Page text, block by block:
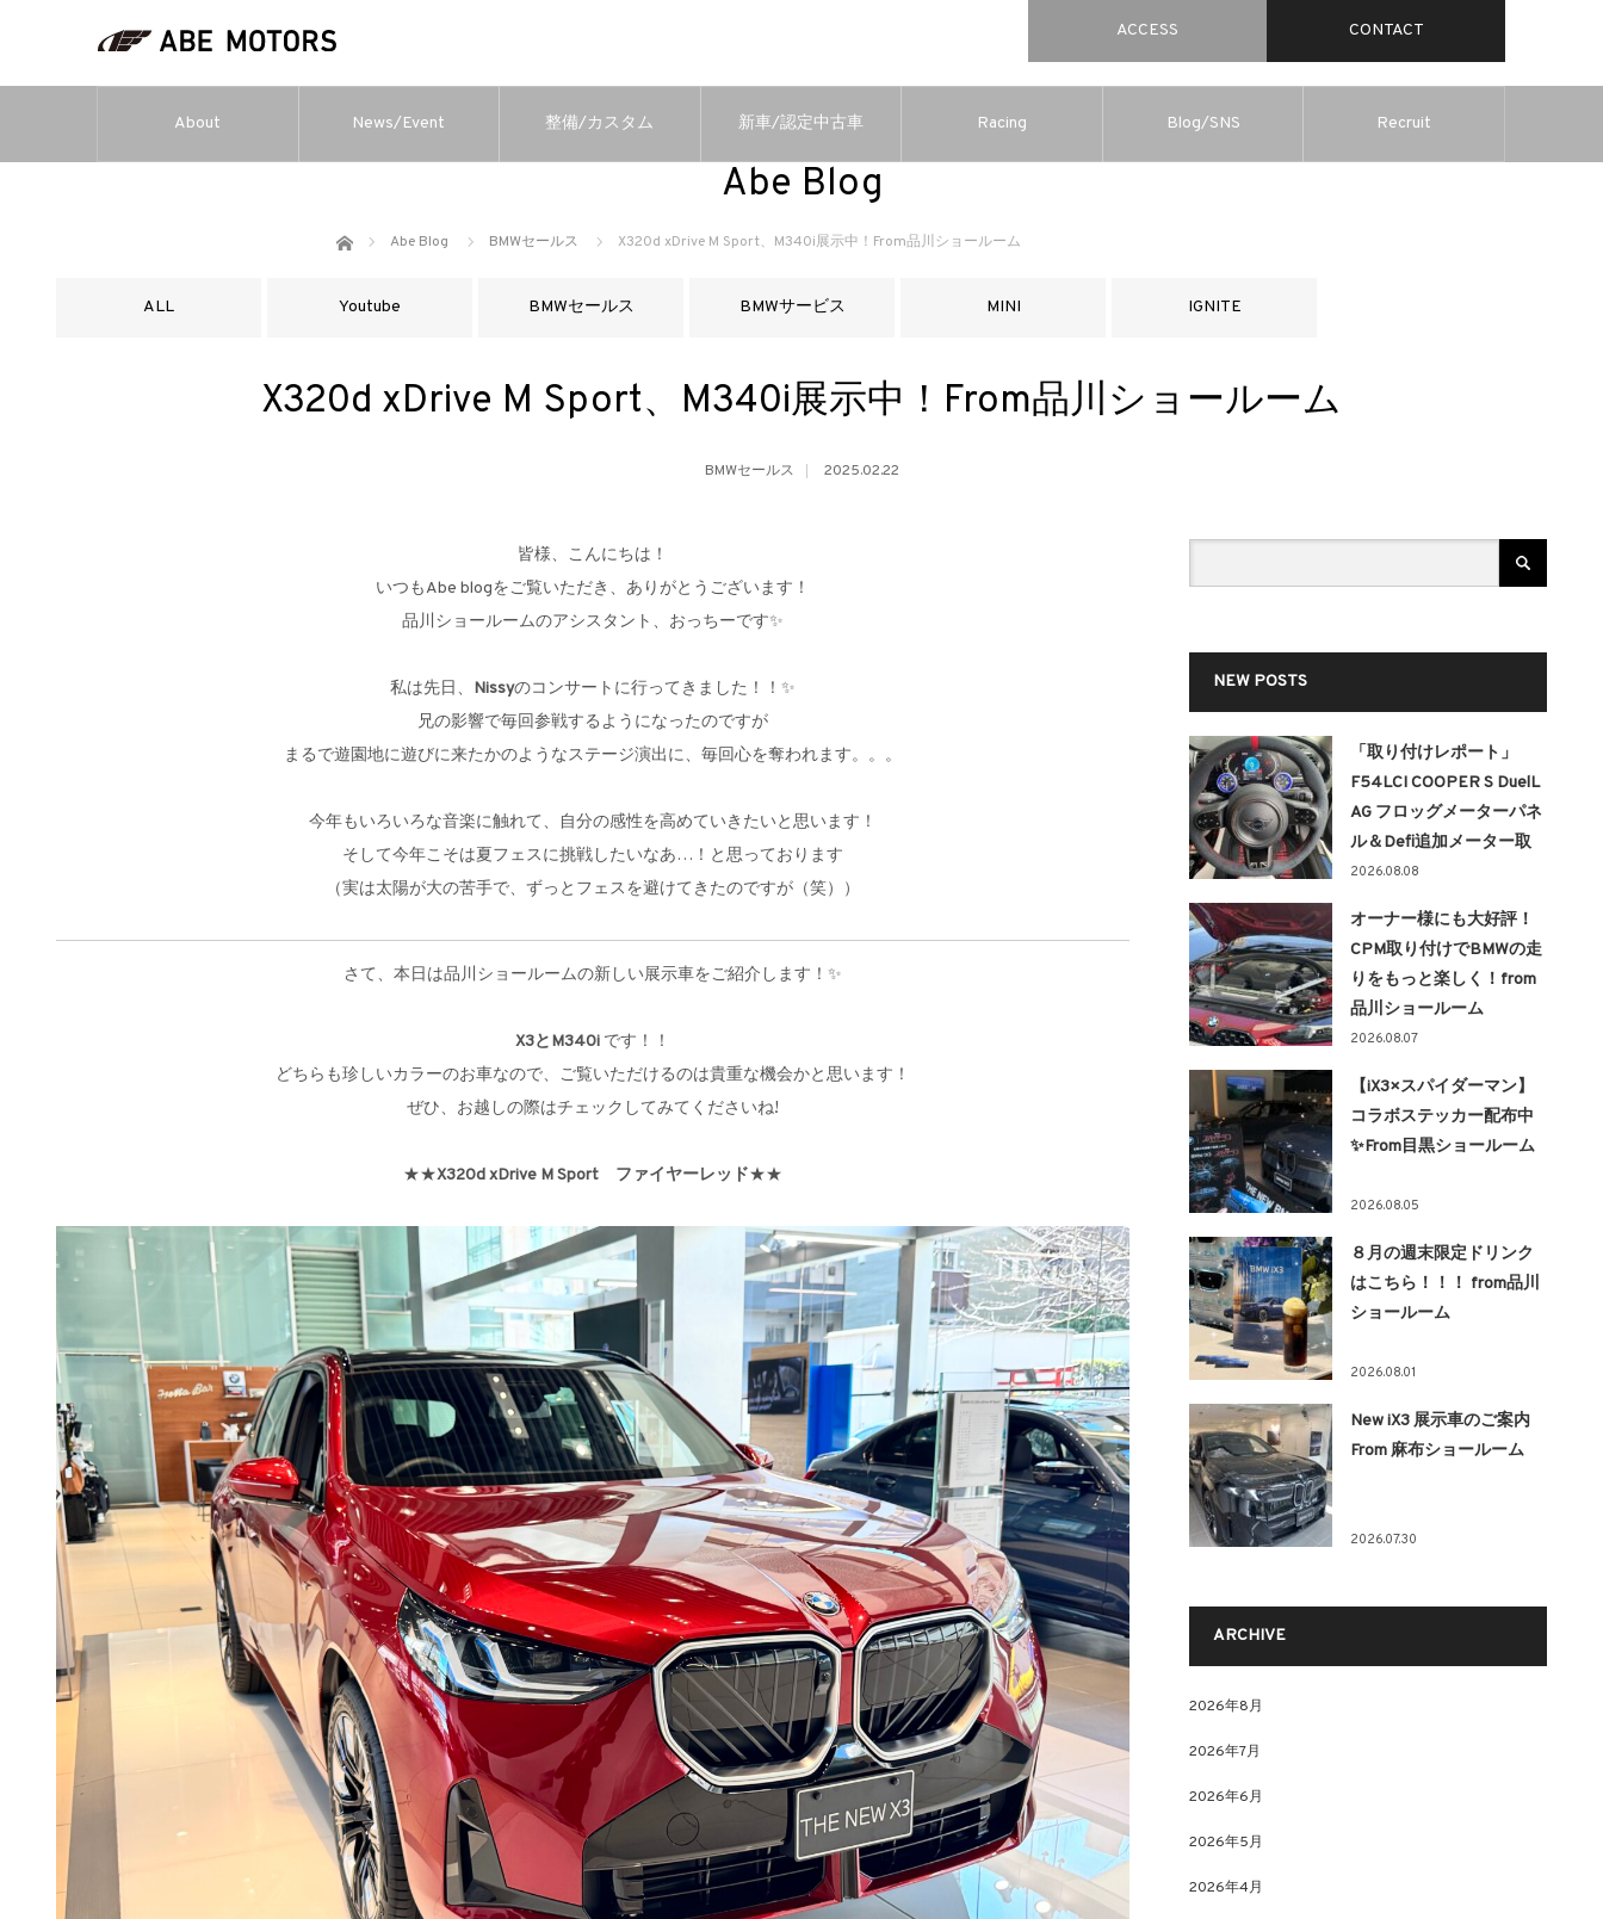
ACCESS CONTACT
About News/Event 整備/カスタム 新車/認定中古車 Racing Blog/SNS Recruit
Abe Blog
ホーム Abe Blog BMWセールス X320d xDrive M Sport、M340i展示中！From品川ショールーム
ALL Youtube BMWセールス BMWサービス MINI IGNITE
X320d xDrive M Sport、M340i展示中！From品川ショールーム
BMWセールス 2025.02.22
皆様、こんにちは！
いつもAbe blogをご覧いただき、ありがとうございます！
品川ショールームのアシスタント、おっちーです✨
私は先日、 Nissyのコンサートに行ってきました！！✨
兄の影響で毎回参戦するようになったのですが
まるで遊園地に遊びに来たかのようなステージ演出に、毎回心を奪われます。。。
今年もいろいろな音楽に触れて、自分の感性を高めていきたいと思います！
そして今年こそは夏フェスに挑戦したいなあ…！と思っております
（実は太陽が大の苦手で、ずっとフェスを避けてきたのですが（笑））
さて、本日は品川ショールームの新しい展示車をご紹介します！✨
X3とM340i です！！
どちらも珍しいカラーのお車なので、ご覧いただけるのは貴重な機会かと思います！
ぜひ、お越しの際はチェックしてみてくださいね!
★★X320d xDrive M Sport ファイヤーレッド★★
NEW POSTS
「取り付けレポート」
F54LCI COOPER S DuelL
AG フロッグメーターパネ
ル＆Defi追加メーター取
り付け！！
2026.08.08
オーナー様にも大好評！
CPM取り付けでBMWの走
りをもっと楽しく！from
品川ショールーム
2026.08.07
【iX3×スパイダーマン】
コラボステッカー配布中
✨From目黒ショールーム
2026.08.05
８月の週末限定ドリンク
はこちら！！！ from品川
ショールーム
2026.08.01
New iX3 展示車のご案内
From 麻布ショールーム
2026.07.30
ARCHIVE
2026年8月
2026年7月
2026年6月
2026年5月
2026年4月